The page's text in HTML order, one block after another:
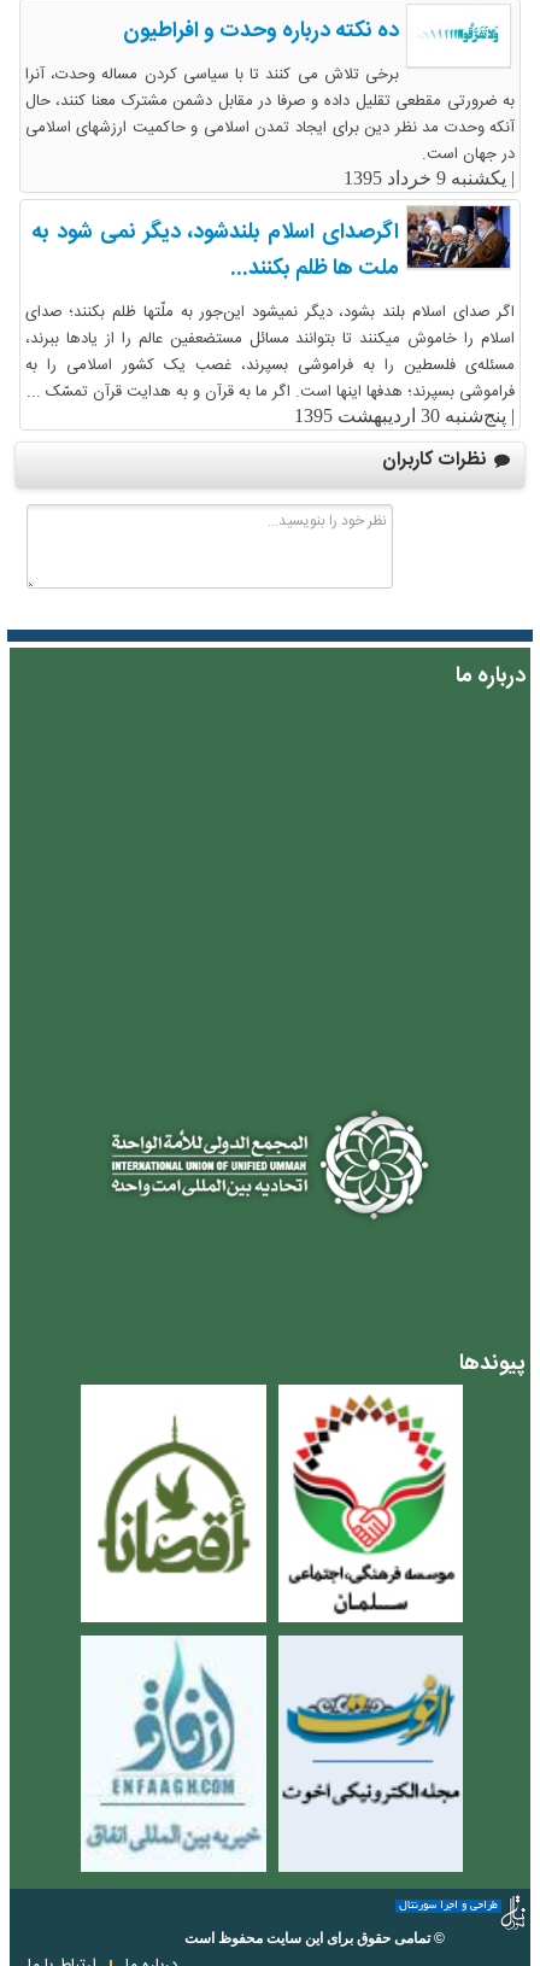
ده نکته درباره وحدت و افراطیون
برخی تلاش می کنند تا با سیاسی کردن مساله وحدت، آنرا
به ضرورتی مقطعی تقلیل داده و صرفا در مقابل دشمن مشترک معنا کنند، حال
آنکه وحدت مد نظر دین برای ایجاد تمدن اسلامی و حاکمیت ارزشهای اسلامی
در جهان است.
| یکشنبه 9 خرداد 1395
اگرصدای اسلام بلندشود، دیگر نمی شود به
ملت ها ظلم بکنند...
اگر صدای اسلام بلند بشود، دیگر نمیشود این‌جور به ملّتها ظلم بکنند؛ صدای
اسلام را خاموش میکنند تا بتوانند مسائل مستضعفین عالم را از یادها ببرند،
مسئله‌ی فلسطین را به فراموشی بسپرند، غصب یک کشور اسلامی را به
فراموشی بسپرند؛ هدفها اینها است. اگر ما به قرآن و به هدایت قرآن تمسّک ...
| پنج‌شنبه 30 اردیبهشت 1395
نظرات کاربران
درباره ما
پیوندها
طراحی و اجرا سورنتال
© تمامی حقوق برای این سایت محفوظ است